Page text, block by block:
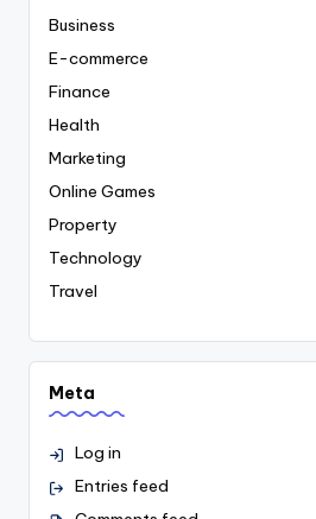
Business
E-commerce
Finance
Health
Marketing
Online Games
Property
Technology
Travel
Meta
Log in
Entries feed